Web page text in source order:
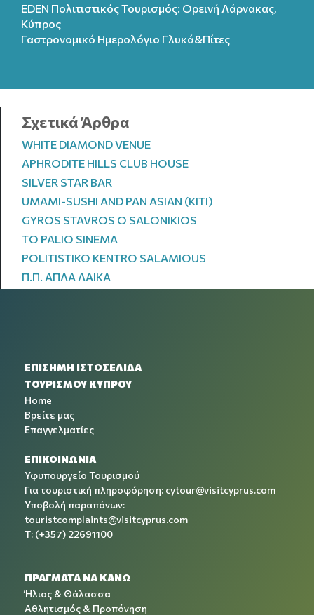
EDEN Πολιτιστικός Τουρισμός: Ορεινή Λάρνακας,
Κύπρος
Γαστρονομικό Ημερολόγιo Γλυκά&Πίτες
Σχετικά Άρθρα
WHITE DIAMOND VENUE
APHRODITE HILLS CLUB HOUSE
SILVER STAR BAR
UMAMI-SUSHI AND PAN ASIAN (KITI)
GYROS STAVROS O SALONIKIOS
TO PALIO SINEMA
POLITISTIKO KENTRO SALAMIOUS
Π.Π. ΑΠΛΑ ΛΑΙΚΑ
ΕΠΙΣΗΜΗ ΙΣΤΟΣΕΛΙΔΑ
ΤΟΥΡΙΣΜΟΥ ΚΥΠΡΟΥ
Home
Βρείτε μας
Επαγγελματίες
ΕΠΙΚΟΙΝΩΝΙΑ
Υφυπουργείο Τουρισμού
Για τουριστική πληροφόρηση: cytour@visitcyprus.com
Υποβολή παραπόνων:
touristcomplaints@visitcyprus.com
T: (+357) 22691100
ΠΡΑΓΜΑΤΑ ΝΑ ΚΑΝΩ
Ήλιος & Θάλασσα
Αθλητισμός & Προπόνηση